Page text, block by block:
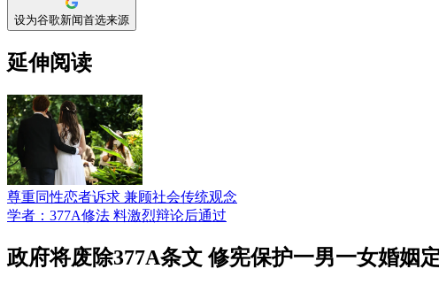
设为谷歌新闻首选来源
延伸阅读
尊重同性恋者诉求 兼顾社会传统观念
学者：377A修法 料激烈辩论后通过
政府将废除377A条文 修宪保护一男一女婚姻